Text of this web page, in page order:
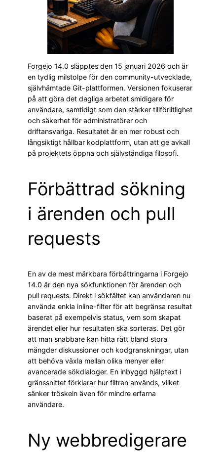
Forgejo 14.0 släpptes den 15 januari 2026 och är
en tydlig milstolpe för den community-utvecklade,
självhämtade Git-plattformen. Versionen fokuserar
på att göra det dagliga arbetet smidigare för
användare, samtidigt som den stärker tillförlitlighet
och säkerhet för administratörer och
driftansvariga. Resultatet är en mer robust och
långsiktigt hållbar kodplattform, utan att ge avkall
på projektets öppna och självständiga filosofi.
Förbättrad sökning
i ärenden och pull
requests
En av de mest märkbara förbättringarna i Forgejo
14.0 är den nya sökfunktionen för ärenden och
pull requests. Direkt i sökfältet kan användaren nu
använda enkla inline-filter för att begränsa resultat
baserat på exempelvis status, vem som skapat
ärendet eller hur resultaten ska sorteras. Det gör
att man snabbare kan hitta rätt bland stora
mängder diskussioner och kodgranskningar, utan
att behöva växla mellan olika menyer eller
avancerade sökdialoger. En inbyggd hjälptext i
gränssnittet förklarar hur filtren används, vilket
sänker tröskeln även för mindre erfarna
användare.
Ny webbredigerare